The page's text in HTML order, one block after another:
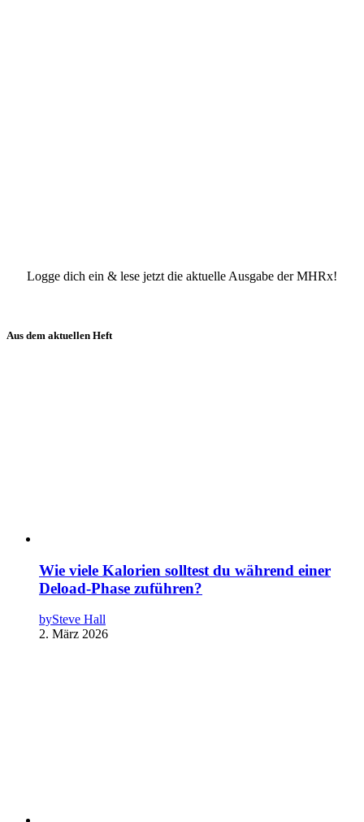
Logge dich ein & lese jetzt die aktuelle Ausgabe der MHRx!
Aus dem aktuellen Heft
Wie viele Kalorien solltest du während einer
Deload-Phase zuführen?
bySteve Hall
2. März 2026